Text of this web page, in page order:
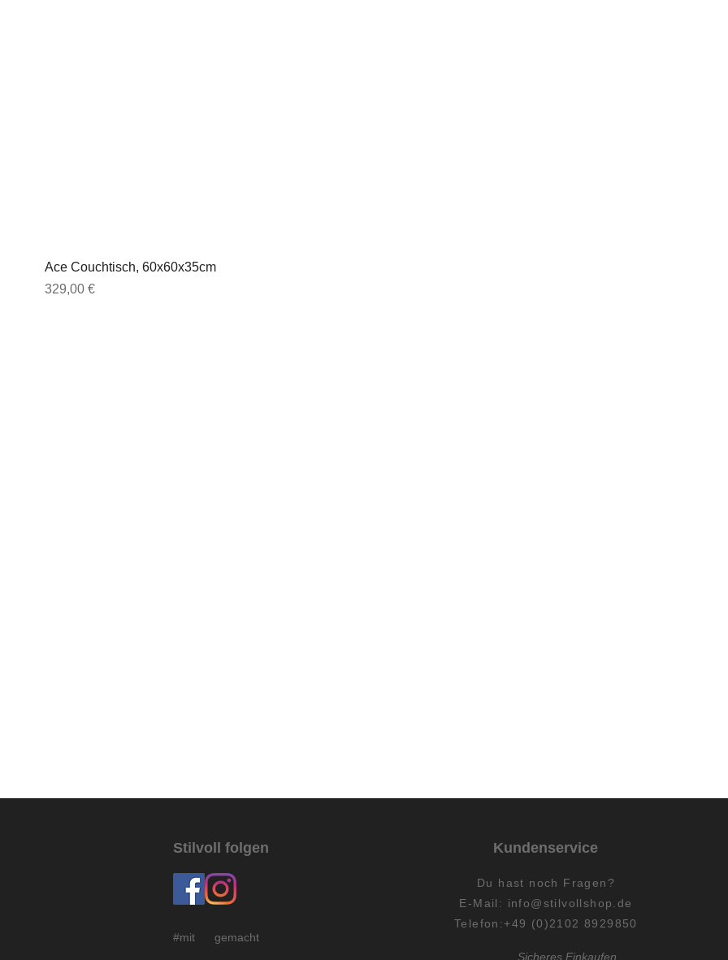
Ace Couchtisch, 60x60x35cm
Preis
329,00 €
Stilvoll folgen
#mit gemacht
Kundenservice
Sicheres Einkaufen
Du hast noch Fragen?
E-Mail: info@stilvollshop.de
Telefon:+49 (0)2102 8929850